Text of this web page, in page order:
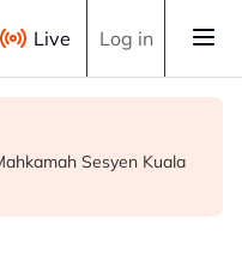
Live Log in
keluli dari China,
salah beri rasuah
Sesyen Kuala